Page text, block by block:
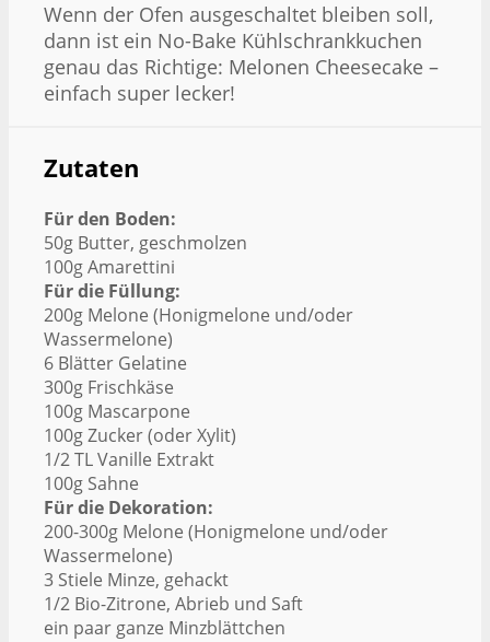
Wenn der Ofen ausgeschaltet bleiben soll,
dann ist ein No-Bake Kühlschrankkuchen
genau das Richtige: Melonen Cheesecake –
einfach super lecker!
Zutaten
Für den Boden:
50g Butter, geschmolzen
100g Amarettini
Für die Füllung:
200g Melone (Honigmelone und/oder
Wassermelone)
6 Blätter Gelatine
300g Frischkäse
100g Mascarpone
100g Zucker (oder Xylit)
1/2 TL Vanille Extrakt
100g Sahne
Für die Dekoration:
200-300g Melone (Honigmelone und/oder
Wassermelone)
3 Stiele Minze, gehackt
1/2 Bio-Zitrone, Abrieb und Saft
ein paar ganze Minzblättchen